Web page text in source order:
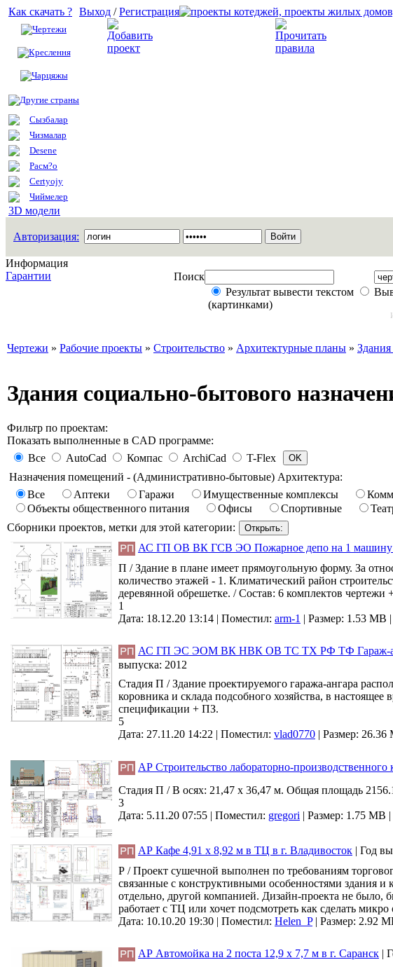
Как скачать ?
Чертежи
Креслення
Чарцяжы
Другие страны
Сызбалар
Чизмалар
Desene
Расм?о
Certyojy
Чиймелер
3D модели
Выход /Регистрация
Авторизация:
Информация
Гарантии
Поиск
Результат вывести текстом
(картинками)
Чертежи » Рабочие проекты » Строительство » Архитектурные планы »
Здания социально-бытового
Фильтр по проектам:
Показать выполненные в CAD программе:
Все
AutoCad Компас ArchiCad
T-Flex
Назначения помещений - (Административно-бытовые) Архитектура:
Все
Аптеки Гаражи Имущественные комплексы
Объекты общественного питания
Офисы Спортивные
Сборники проектов, метки для этой категории:
АС ГП ОВ ВК ГСВ ЭО Пожарное депо на 1 машину
П / Здание в плане имеет прямоугольную форму. За
количество этажей - 1. Климатический район
деревянной обрешетке. / Состав: 6 комплектов
1
Дата: 18.12.20 13:14 | Поместил: arm-1 | Размер: 1.53 MB |
АС ГП ЭС ЭОМ ВК НВК ОВ ТС ТХ РФ ТФ Гараж-
выпуска: 2012
Стадия П / Здание проектируемого гаража-ангара
коровника и склада подсобного хозяйства, в
спецификации + ПЗ.
5
Дата: 27.11.20 14:22 | Поместил: vlad0770 | Размер: 26.36
АР Строительство лабораторно-производственного
Стадия П / В осях: 21,47 х 36,47 м. Общая площадь
3
Дата: 5.11.20 07:55 | Поместил: gregori | Размер: 1.75 MB |
АР Кафе 4,91 х 8,92 м в ТЦ в г. Владивосток | Год
Р / Проект сушечной выполнен по требованиям
связанные с конструктивными особенностями здания
отдельно, другой компанией. Дизайн-проекта не было,
работает с ТЦ или хочет подсмотреть как сделать
Дата: 10.10.20 19:30 | Поместил: Helen_P| Размер: 2.92
АР Автомойка на 2 поста 12,9 х 7,7 м в г. Саранск |